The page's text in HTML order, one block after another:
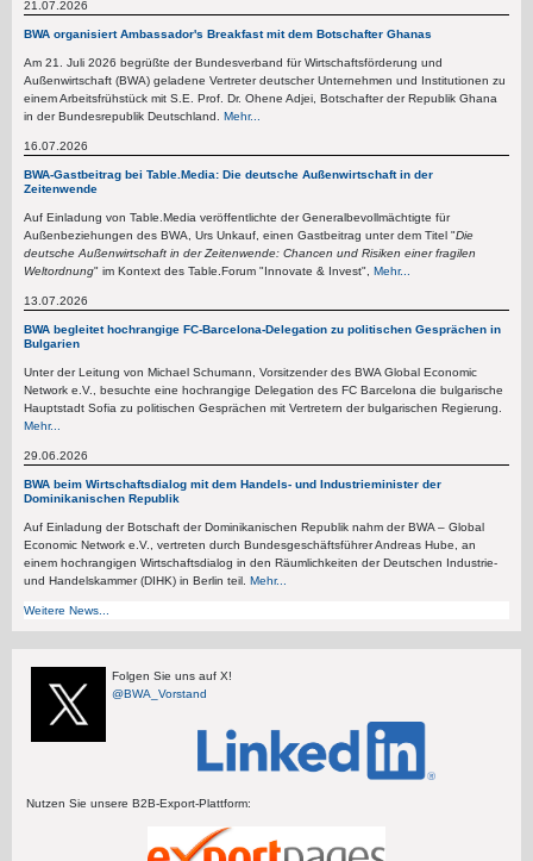
21.07.2026
BWA organisiert Ambassador's Breakfast mit dem Botschafter Ghanas
Am 21. Juli 2026 begrüßte der Bundesverband für Wirtschaftsförderung und
Außenwirtschaft (BWA) geladene Vertreter deutscher Unternehmen und Institutionen zu
einem Arbeitsfrühstück mit S.E. Prof. Dr. Ohene Adjei, Botschafter der Republik Ghana
in der Bundesrepublik Deutschland. Mehr...
16.07.2026
BWA-Gastbeitrag bei Table.Media: Die deutsche Außenwirtschaft in der
Zeitenwende
Auf Einladung von Table.Media veröffentlichte der Generalbevollmächtigte für
Außenbeziehungen des BWA, Urs Unkauf, einen Gastbeitrag unter dem Titel "Die
deutsche Außenwirtschaft in der Zeitenwende: Chancen und Risiken einer fragilen
Weltordnung" im Kontext des Table.Forum "Innovate & Invest", Mehr...
13.07.2026
BWA begleitet hochrangige FC-Barcelona-Delegation zu politischen Gesprächen in
Bulgarien
Unter der Leitung von Michael Schumann, Vorsitzender des BWA Global Economic
Network e.V., besuchte eine hochrangige Delegation des FC Barcelona die bulgarische
Hauptstadt Sofia zu politischen Gesprächen mit Vertretern der bulgarischen Regierung.
Mehr...
29.06.2026
BWA beim Wirtschaftsdialog mit dem Handels- und Industrieminister der
Dominikanischen Republik
Auf Einladung der Botschaft der Dominikanischen Republik nahm der BWA – Global
Economic Network e.V., vertreten durch Bundesgeschäftsführer Andreas Hube, an
einem hochrangigen Wirtschaftsdialog in den Räumlichkeiten der Deutschen Industrie-
und Handelskammer (DIHK) in Berlin teil. Mehr...
Weitere News...
Folgen Sie uns auf X!
@BWA_Vorstand
Nutzen Sie unsere B2B-Export-Plattform: